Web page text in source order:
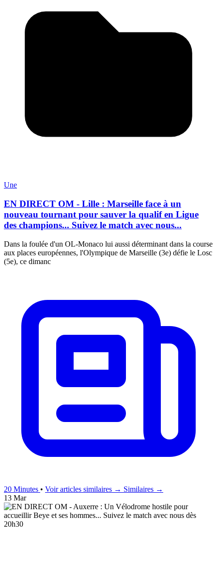
Une
EN DIRECT OM - Lille : Marseille face à un
nouveau tournant pour sauver la qualif en Ligue
des champions... Suivez le match avec nous...
Dans la foulée d'un OL-Monaco lui aussi déterminant dans la course
aux places européennes, l'Olympique de Marseille (3e) défie le Losc
(5e), ce dimanc
20 Minutes • Voir articles similaires → Similaires →
13 Mar